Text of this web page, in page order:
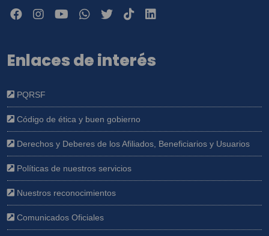
Enlaces de interés
PQRSF
Código de ética y buen gobierno
Derechos y Deberes de los Afiliados, Beneficiarios y Usuarios
Políticas de nuestros servicios
Nuestros reconocimientos
Comunicados Oficiales